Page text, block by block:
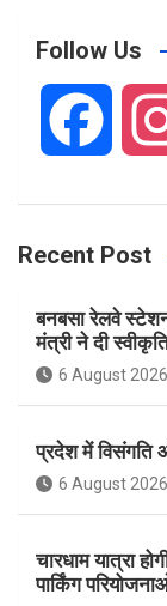
c
Follow Us
c
e
b
o
o
Recent Post
बनबसा रेलवे
मंत्री ने दी
6 August 2026
प्रदेश में विसंगति
6 August 2026
चारधाम यात्रा
पार्किंग